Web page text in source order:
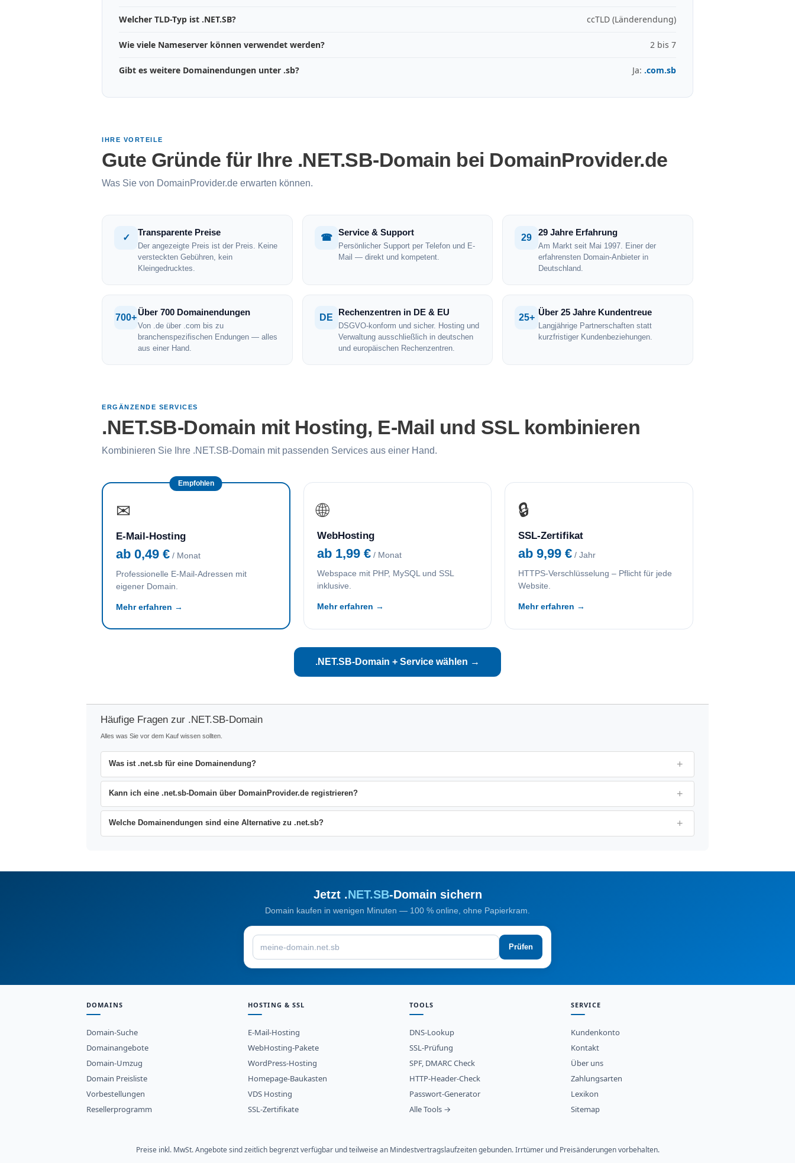
Welcher TLD-Typ ist .NET.SB? ccTLD (Länderendung)
Wie viele Nameserver können verwendet werden? 2 bis 7
Gibt es weitere Domainendungen unter .sb? Ja: .com.sb
IHRE VORTEILE
Gute Gründe für Ihre .NET.SB-Domain bei DomainProvider.de
Was Sie von DomainProvider.de erwarten können.
✓
Transparente Preise
Der angezeigte Preis ist der Preis. Keine
versteckten Gebühren, kein
Kleingedrucktes.
☎
Service & Support
Persönlicher Support per Telefon und E-
Mail — direkt und kompetent.
29
29 Jahre Erfahrung
Am Markt seit Mai 1997. Einer der
erfahrensten Domain-Anbieter in
Deutschland.
700+
Über 700 Domainendungen
Von .de über .com bis zu
branchenspezifischen Endungen — alles
aus einer Hand.
DE
Rechenzentren in DE & EU
DSGVO-konform und sicher. Hosting und
Verwaltung ausschließlich in deutschen
und europäischen Rechenzentren.
25+
Über 25 Jahre Kundentreue
Langjährige Partnerschaften statt
kurzfristiger Kundenbeziehungen.
ERGÄNZENDE SERVICES
.NET.SB-Domain mit Hosting, E-Mail und SSL kombinieren
Kombinieren Sie Ihre .NET.SB-Domain mit passenden Services aus einer Hand.
Empfohlen
✉
E-Mail-Hosting
ab 0,49 € / Monat
Professionelle E-Mail-Adressen mit
eigener Domain.
Mehr erfahren →
🌐
WebHosting
ab 1,99 €/ Monat
Webspace mit PHP, MySQL und SSL
inklusive.
Mehr erfahren →
🔒
SSL-Zertifikat
ab 9,99 € / Jahr
HTTPS-Verschlüsselung – Pflicht für jede
Website.
Mehr erfahren →
.NET.SB-Domain + Service wählen →
Häufige Fragen zur .NET.SB-Domain
Alles was Sie vor dem Kauf wissen sollten.
Was ist .net.sb für eine Domainendung?
Kann ich eine .net.sb-Domain über DomainProvider.de registrieren?
Welche Domainendungen sind eine Alternative zu .net.sb?
Jetzt .NET.SB-Domain sichern
Domain kaufen in wenigen Minuten — 100 % online, ohne Papierkram.
Prüfen
DOMAINS
Domain-Suche
Domainangebote
Domain-Umzug
Domain Preisliste
Vorbestellungen
Resellerprogramm
HOSTING & SSL
E-Mail-Hosting
WebHosting-Pakete
WordPress-Hosting
Homepage-Baukasten
VDS Hosting
SSL-Zertifikate
TOOLS
DNS-Lookup
SSL-Prüfung
SPF, DMARC Check
HTTP-Header-Check
Passwort-Generator
Alle Tools →
SERVICE
Kundenkonto
Kontakt
Über uns
Zahlungsarten
Lexikon
Sitemap
Preise inkl. MwSt. Angebote sind zeitlich begrenzt verfügbar und teilweise an Mindestvertragslaufzeiten gebunden. Irrtümer und Preisänderungen vorbehalten.